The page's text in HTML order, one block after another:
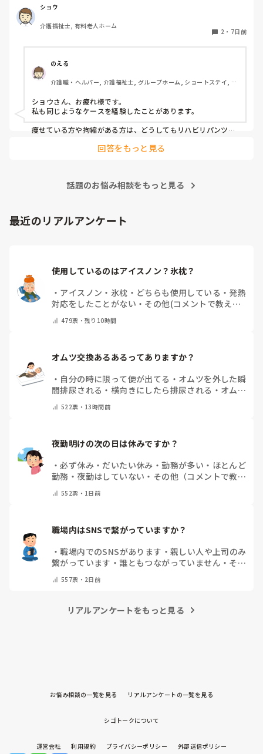
そこから興味があればですが、資格取得支援が受けられる可能
性もありますし(^^)
ちなみに、パッドも当てている方がほとんどです。
みなさんの施設での対策や、おすすめの選び方・当て方など
よろしくお願いいたします。
ショウ
介護福祉士, 有料老人ホーム
2 ・ 7日前
のえる
介護職・ヘルパー, 介護福祉士, グループホーム, ショートステイ, デ
護
ショウさん、お疲れ様です。
私も同じようなケースを経験したことがあります。
痩せている方や拘縮がある方は、どうしてもリハビリパンツと
か、陰部にきちんとフィットしているかを確認するだけでも漏
それでも漏れが続く場合は、サイズが本当に合っているかを再
検討したり、メーカーを変更して試すこともありました。同じ
ため、排泄後の状態を職員間で共有し、「どこから漏れている
のか」を確認しながら対策を考えていました。
一度で解決することは少ないですが、オムツやパッドの種類、
当て方、交換時間などを少しずつ見直していくことで改善した
ケースもありました。
回答をもっと見る
話題のお悩み相談をもっと見る
最近のリアルアンケート
使用しているのはアイスノン？氷枕？
・ アイスノン ・ 氷枕 ・ どちらも使用している ・ 発熱
対応をしたことがない ・ その他(コメントで教えて
479票・残り10時間
オムツ交換あるあるってありますか？
・ 自分の時に限って便が出てる ・ オムツを外した瞬
間排尿される ・ 横向きにしたら排尿される ・ オムツ
まっていると快感
522票・ 13時間前
夜勤明けの次の日は休みですか？
・必ず休み・ だいたい休み ・勤務が多い ・ ほとんど
勤務 ・ 夜勤はしていない ・ その他（コメントで教え
552票・ 1日前
職場内はSNSで繋がっていますか？
・職場内でのSNSがあります ・ 親しい人や上司のみ
繋がっています ・ 誰ともつながっていません ・ その
557票・ 2日前
リアルアンケートをもっと見る
お悩み相談の一覧を見る リアルアンケートの一覧を見る
シゴトークについて
運営会社 利用規約 プライバシーポリシー 外部送信ポリシー